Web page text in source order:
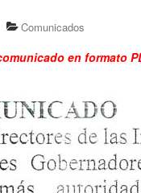
Comunicados
en formato